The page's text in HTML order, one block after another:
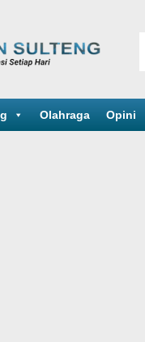
Olahraga Opini